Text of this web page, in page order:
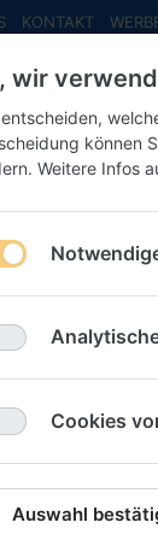
KONTAKT
MAI NEU
Trans, Scania
wir
können
Weitere Infos
Cookies
Auswahl